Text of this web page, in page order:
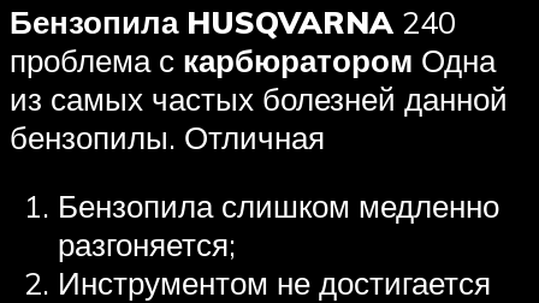
Бензопила HUSQVARNA 240
проблема с карбюратором Одна
из самых частых болезней данной
бензопилы. Отличная
Бензопила слишком медленно
разгоняется;
Инструментом не достигается